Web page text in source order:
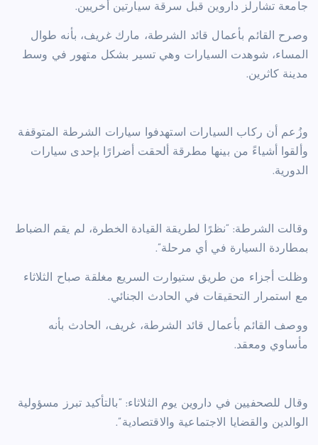
جامعة تشارلز داروين قبل سرقة سيارتين أخريين.
وصرح القائم بأعمال قائد الشرطة، مارك غريف، بأنه طوال
المساء، شوهدت السيارات وهي تسير بشكل متهور في وسط
مدينة كاثرين.
وزُعم أن ركاب السيارات استهدفوا سيارات الشرطة المتوقفة
وألقوا أشياءً من بينها مطرقة ألحقت أضرارًا بإحدى سيارات
الدورية.
وقالت الشرطة: “نظرًا لطريقة القيادة الخطرة، لم يقم الضباط
بمطاردة السيارة في أي مرحلة”.
وظلت أجزاء من طريق ستيوارت السريع مغلقة صباح الثلاثاء
مع استمرار التحقيقات في الحادث الجنائي.
ووصف القائم بأعمال قائد الشرطة، غريف، الحادث بأنه
مأساوي ومعقد.
وقال للصحفيين في داروين يوم الثلاثاء: “بالتأكيد تبرز مسؤولية
الوالدين والقضايا الاجتماعية والاقتصادية”.